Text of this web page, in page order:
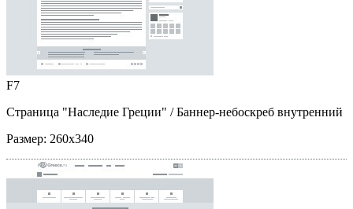
F7
Страница "Наследие Греции" / Баннер-небоскреб внутренний
Размер: 260x340